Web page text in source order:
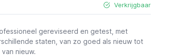
Verkrijgbaar
gereviseerd en getest, met
staten, van zo goed als nieuw tot
nieuw.